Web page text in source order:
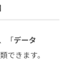
「データ
できます。